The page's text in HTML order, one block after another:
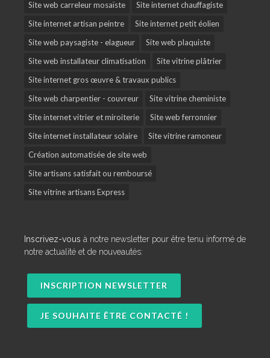
Site web carreleur mosaïste
Site internet chauffagiste
Site internet artisan peintre
Site internet petit éolien
Site web paysagiste - elagueur
Site web plaquiste
Site web installateur climatisation
Site vitrine plâtrier
Site internet gros œuvre & travaux publics
Site web charpentier - couvreur
Site vitrine cheministe
Site internet vitrier et miroiterie
Site web ferronnier
Site internet installateur solaire
Site vitrine ramoneur
Création automatisée de site web
Site artisans satisfait ou remboursé
Site vitrine artisans Express
Inscrivez-vous à notre newsletter pour être tenu informé de
notre actualité et de nouveautés:
INSCRIPTION NEWSLETTER
JE SOUHAITE ÊTRE CONTACTÉ !